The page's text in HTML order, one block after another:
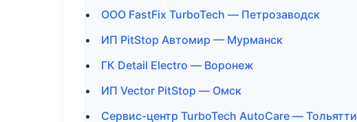
ООО FastFix TurboTech — Петрозаводск
ИП PitStop Автомир — Мурманск
ГК Detail Electro — Воронеж
ИП Vector PitStop — Омск
Сервис-центр TurboTech AutoCare — Тольятти